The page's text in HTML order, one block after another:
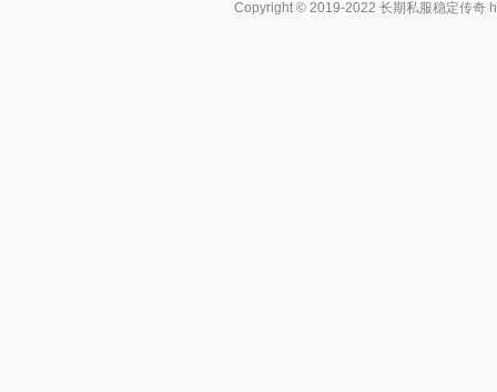
Copyright © 2019-2022长期私服稳定传奇